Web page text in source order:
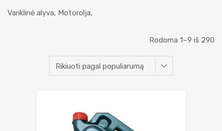
Variklinė alyva, Motorolja,
Rodoma 1–9 iš 290